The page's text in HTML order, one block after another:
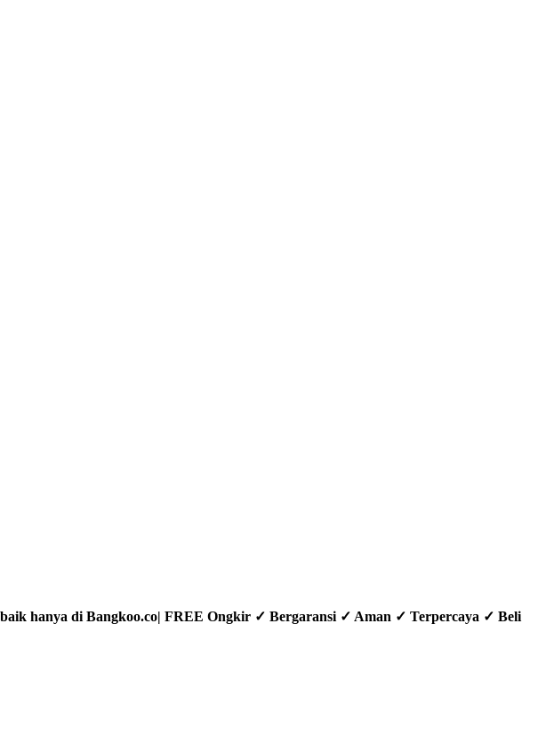
hanya di Bangkoo.co| FREE Ongkir ✓ Bergaransi ✓ Aman ✓ Terpercaya ✓ Beli